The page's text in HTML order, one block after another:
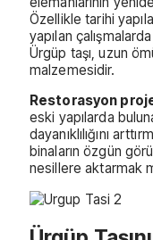
Özellikle tarihi
yapılan
Ürgüp taşı, uzun
malzemesidir.
Restorasyon
eski yapılarda
dayanıklılığını
binaların özgün
nesillere aktarmak